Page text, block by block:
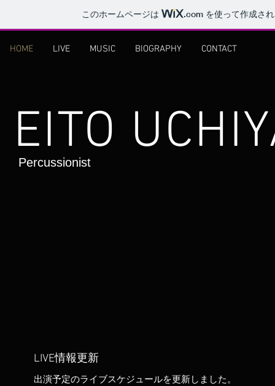
このホームページは .com を使って作成さ
HOME LIVE MUSIC BIOGRAPHY CONTACT
EITO
Percussionist
LIVE情報更新
出演予定のライブスケジュールを更新しました。